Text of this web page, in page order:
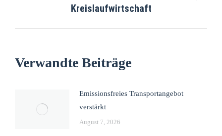
Kreislaufwirtschaft
Verwandte Beiträge
Emissionsfreies Transportangebot
verstärkt
August 7, 2026